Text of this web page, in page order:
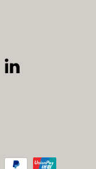
LinkedIn